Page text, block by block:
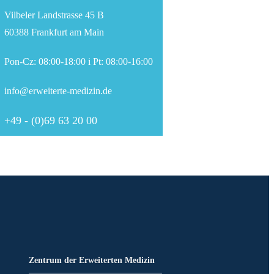
Vilbeler Landstrasse 45 B
60388 Frankfurt am Main
Pon-Cz: 08:00-18:00 i Pt: 08:00-16:00
info@erweiterte-medizin.de
+49 - (0)69 63 20 00
Zentrum der Erweiterten Medizin